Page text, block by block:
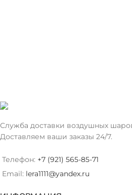
Служба доставки воздушных
Доставляем ваши заказы 24/7.
Телефон: +7 (921) 565-85-71
Email: lera1111@yandex.ru